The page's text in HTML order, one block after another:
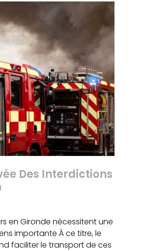
Des Interdictions
en Gironde nécessitent une
importante À ce titre, le
faciliter le transport de ces